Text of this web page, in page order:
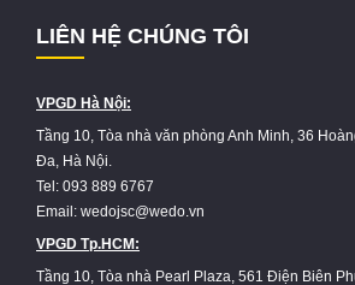
LIÊN HỆ CHÚNG TÔI
VPGD Hà Nội:
Tầng 10, Tòa nhà văn phòng Anh Minh, 36
Đa, Hà Nội.
Tel: 093 889 6767
Email: wedojsc@wedo.vn
VPGD Tp.HCM:
Tầng 10, Tòa nhà Pearl Plaza, 561 Điện Biên